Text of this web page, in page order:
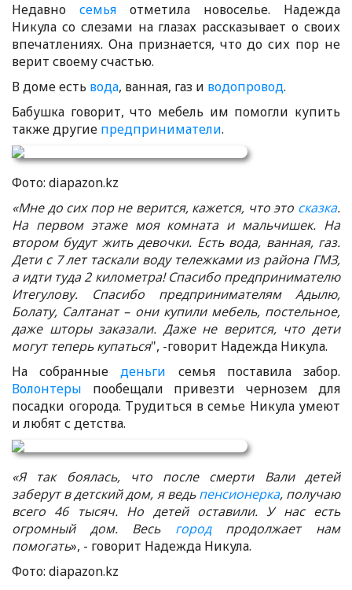
Недавно семья отметила новоселье. Надежда
Никула со слезами на глазах рассказывает о своих
впечатлениях. Она признается, что до сих пор не
верит своему счастью.
В доме есть вода, ванная, газ и водопровод.
Бабушка говорит, что мебель им помогли купить
также другие предприниматели.
Фото: diapazon.kz
«Мне до сих пор не верится, кажется, что это сказка.
На первом этаже моя комната и мальчишек. На
втором будут жить девочки. Есть вода, ванная, газ.
Дети с 7 лет таскали воду тележками из района ГМЗ,
а идти туда 2 километра! Спасибо предпринимателю
Итегулову. Спасибо предпринимателям Адылю,
Болату, Салтанат – они купили мебель, постельное,
даже шторы заказали. Даже не верится, что дети
могут теперь купаться", -говорит Надежда Никула.
На собранныеденьги семья поставила забор.
Волонтеры пообещали привезти чернозем для
посадки огорода. Трудиться в семье Никула умеют
и любят с детства.
«Я так боялась, что после смерти Вали детей
заберут в детский дом, я ведьпенсионерка, получаю
всего 46 тысяч. Но детей оставили. У нас есть
огромный дом. Весь городпродолжает нам
помогать», - говорит Надежда Никула.
Фото: diapazon.kz